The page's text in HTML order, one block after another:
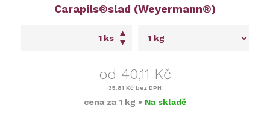
Carapils®slad (Weyermann®)
ks
od 40,11 Kč
35,81 Kč bez DPH
cena za 1 kg • Na skladě